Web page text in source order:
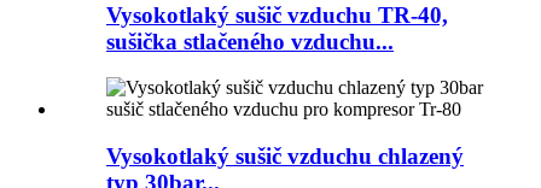
Vysokotlaký sušič vzduchu TR-40,
sušička stlačeného vzduchu...
Vysokotlaký sušič vzduchu chlazený
typ 30bar...